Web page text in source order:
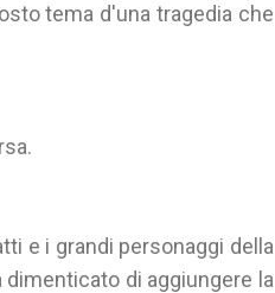
tema d'una tragedia che
e i grandi personaggi della
di aggiungere la